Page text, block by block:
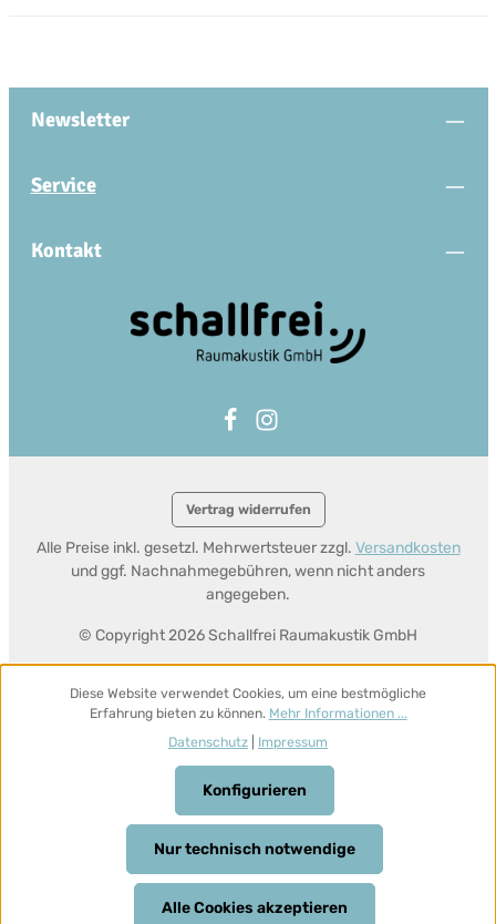
Newsletter
Service
Kontakt
Vertrag widerrufen
© Copyright 2026 Schallfrei Raumakustik GmbH
Alle Preise inkl. gesetzl. Mehrwertsteuer zzgl. Versandkosten
und ggf. Nachnahmegebühren, wenn nicht anders
angegeben.
Diese Website verwendet Cookies, um eine bestmögliche
Erfahrung bieten zu können. Mehr Informationen ...
Datenschutz
Impressum
Nur technisch notwendige
Konfigurieren
Alle Cookies akzeptieren